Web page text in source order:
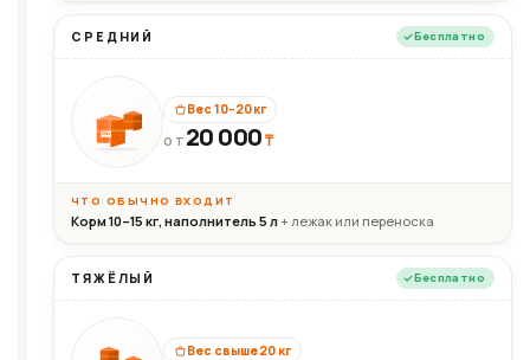
СРЕДНИЙ Бесплатно
20кг
Вес 10–20 кг
ОТ 20 000₸
ЧТО ОБЫЧНО ВХОДИТ
Корм 10–15 кг, наполнитель 5 л+ лежак или переноска
ТЯЖЁЛЫЙ Бесплатно
Вес свыше 20 кг